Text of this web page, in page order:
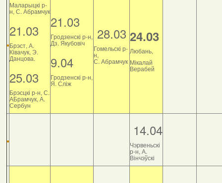
Маларыцкі р-
н, С. Абрамчук
21.03
Брэст, А.
Ківачук, Э.
Данцова.
25.03
Брэсцкі р-н, С.
АБрамчук, А.
Сербун
21.03
Гродзенскі р-н,
Дз. Якубовіч
9.04
Гродзенскі р-н,
Я. Сліж
28.03
Гомельскі р-
н,
С. Абрамчук
24.03
Любань,
Мікалай
Верабей
14.04
Чэрвеньскі
р-н, А.
Вінчэўскі